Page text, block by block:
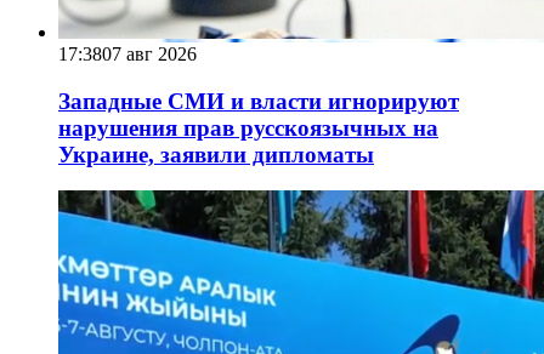
17:3807 авг 2026
Западные СМИ и власти игнорируют
нарушения прав русскоязычных на
Украине, заявили дипломаты